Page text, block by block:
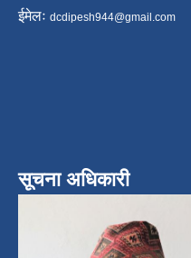
ईमेलः dcdipesh944@gmail.com
सूचना अधिकारी